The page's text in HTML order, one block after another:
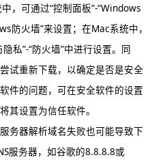
，可通过“控制面板”-“Windows
防火墙”来设置；在Mac系统中，
隐私”-“防火墙”中进行设置。同
试重新下载，以确定是否是安全
件的问题，可在安全软件的设置
其设置为信任软件。
务器解析域名失败也可能导致下
服务器，如谷歌的8.8.8.8或